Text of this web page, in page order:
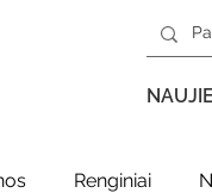
Renginiai